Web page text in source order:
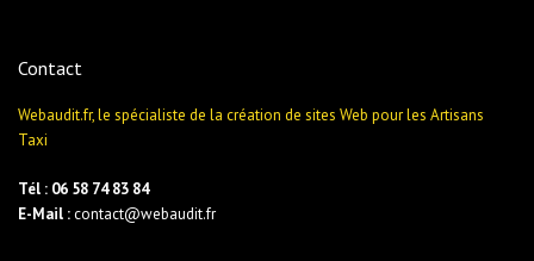
Contact
Webaudit.fr, le spécialiste de la création de sites Web pour les Artisans
Taxi
Tél : 06 58 74 83 84
E-Mail :contact@webaudit.fr